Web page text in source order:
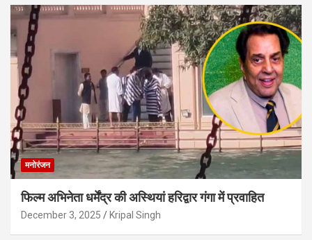
मनोरंजन
फिल्म अभिनेता धर्मेंद्र की अस्थियां हरिद्वार गंगा में प्रवाहित
December 3, 2025 Kripal Singh